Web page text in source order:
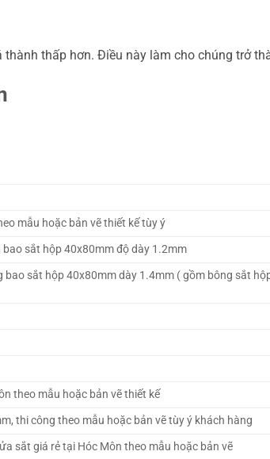
thấp hơn. Điều này làm cho chúng trở
mẫu hoặc bản vẽ thiết kế tùy ý
sắt hộp 40x80mm độ dày 1.2mm
sắt hộp 40x80mm dày 1.4mm ( gồm bông sắt
theo mẫu hoặc bản vẽ thiết kế
thi công theo mẫu hoặc bản vẽ tùy ý khách hàng
sắt giá rẻ tại Hóc Môn theo mẫu hoặc bản vẽ